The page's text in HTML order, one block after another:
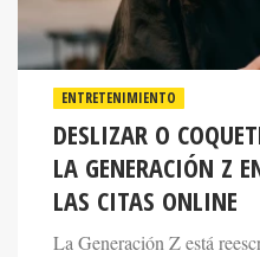
ENTRETENIMIENTO
DESLIZAR O
LA GENERACIÓN Z
LAS CITAS ONLINE
La Generación Z está
con la misma